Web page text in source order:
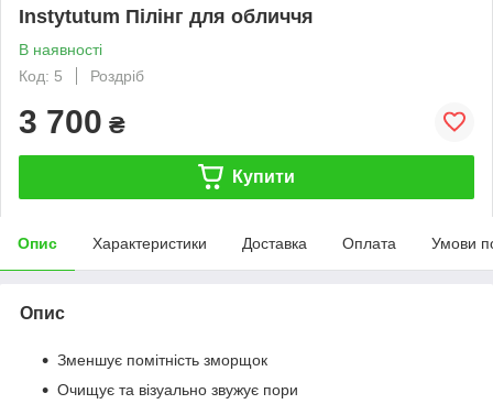
Instytutum Пілінг для обличчя
В наявності
Код: 5
Роздріб
3 700 ₴
Купити
Опис Характеристики Доставка Оплата Умови
Опис
Зменшує помітність зморщок
Очищує та візуально звужує пори